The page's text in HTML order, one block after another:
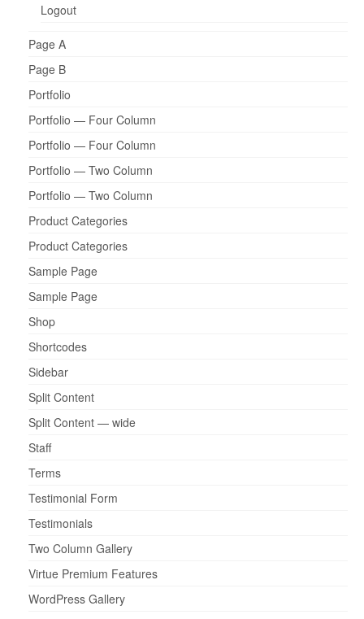
Logout
Page A
Page B
Portfolio
Portfolio — Four Column
Portfolio — Four Column
Portfolio — Two Column
Portfolio — Two Column
Product Categories
Product Categories
Sample Page
Sample Page
Shop
Shortcodes
Sidebar
Split Content
Split Content — wide
Staff
Terms
Testimonial Form
Testimonials
Two Column Gallery
Virtue Premium Features
WordPress Gallery